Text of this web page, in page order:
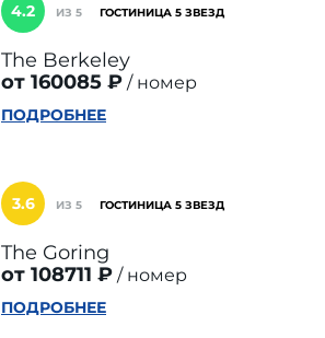
4.2 ИЗ 5 ГОСТИНИЦА 5 ЗВЕЗД
The Berkeley
от 160085 ₽
номер
ПОДРОБНЕЕ
3.6 ИЗ 5 ГОСТИНИЦА 5 ЗВЕЗД
The Goring
от 108711 ₽
номер
ПОДРОБНЕЕ